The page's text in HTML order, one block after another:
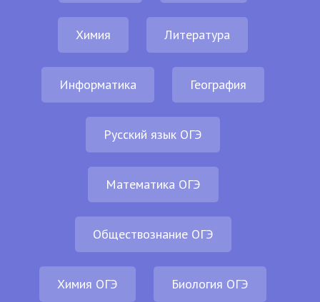
Химия Литература
Информатика География
Русский язык ОГЭ
Математика ОГЭ
Обществознание ОГЭ
Химия ОГЭ Биология ОГЭ